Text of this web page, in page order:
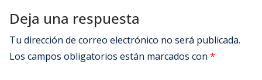
Deja una respuesta
Tu dirección de correo electrónico no será publicada.
Los campos obligatorios están marcados con *